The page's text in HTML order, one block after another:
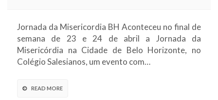
Jornada da Misericordia BH Aconteceu no final de
semana de 23 e 24 de abril a Jornada da
Misericórdia na Cidade de Belo Horizonte, no
Colégio Salesianos, um evento com…
READ MORE